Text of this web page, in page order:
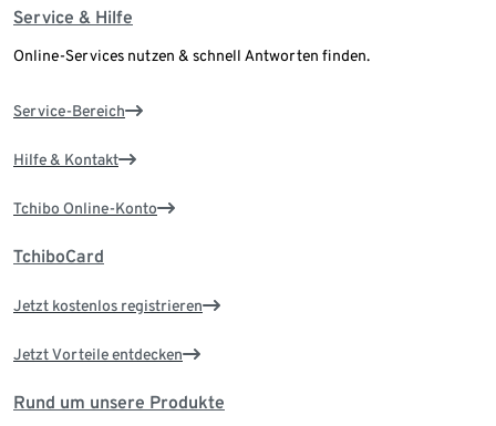
Service & Hilfe
Online-Services nutzen & schnell Antworten finden.
Service-Bereich
Hilfe & Kontakt
Tchibo Online-Konto
TchiboCard
Jetzt kostenlos registrieren
Jetzt Vorteile entdecken
Rund um unsere Produkte